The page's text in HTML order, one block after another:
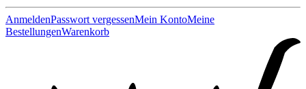
AnmeldenPasswort vergessenMein KontoMeine
BestellungenWarenkorb